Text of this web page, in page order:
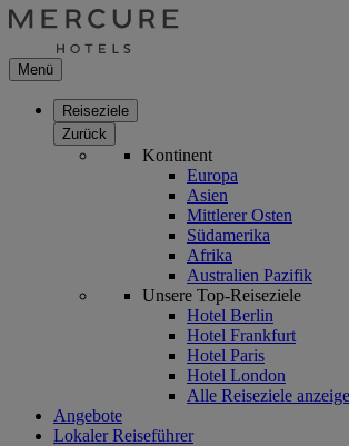
Menü
Reiseziele
Zurück
Kontinent
Europa
Asien
Mittlerer Osten
Südamerika
Afrika
Australien Pazifik
Unsere Top-Reiseziele
Hotel Berlin
Hotel Frankfurt
Hotel Paris
Hotel London
Alle Reiseziele
Angebote
Lokaler Reiseführer